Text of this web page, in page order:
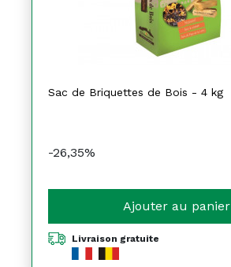
Sac de Briquettes de Bois - 4 kg
-26,35%
Ajouter au panier
Livraison gratuite